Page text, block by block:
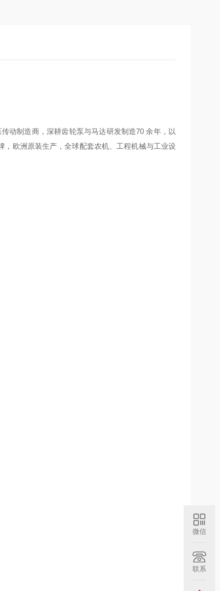
动制造商，深耕齿轮泵与马达研发制造70 余年，以
欧洲原装生产，全球配套农机、工程机械与工业设
微信
联系